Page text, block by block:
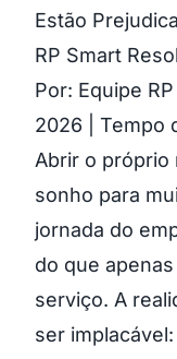
Estão
RP Smart
Por: Equipe
2026 | Tempo
Abrir o próprio
sonho para
jornada do
do que
serviço. A
ser